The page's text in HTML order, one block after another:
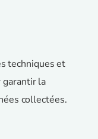
techniques et
garantir la
collectées.